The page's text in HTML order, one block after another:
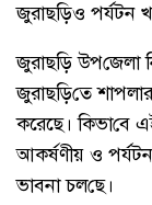
জুরাছ‌ড়িও পর্যটন
জুরাছ‌ড়ি উপ‌জেলা
জুরাছ‌ড়ি‌তে
করেছে। ‌কিভা‌বে
আকর্ষণীয় ও পর্যটন
ভাবনা চল‌ছে।